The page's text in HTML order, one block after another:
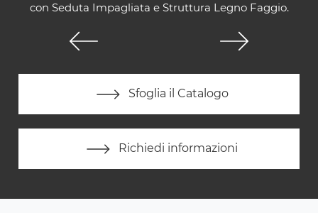
con Seduta Impagliata e Struttura Legno Faggio.
Sfoglia il Catalogo
Richiedi informazioni